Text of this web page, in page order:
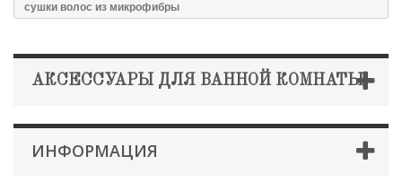
сушки волос из микрофибры
АКСЕССУАРЫ ДЛЯ ВАННОЙ КОМНАТЫ
ИНФОРМАЦИЯ